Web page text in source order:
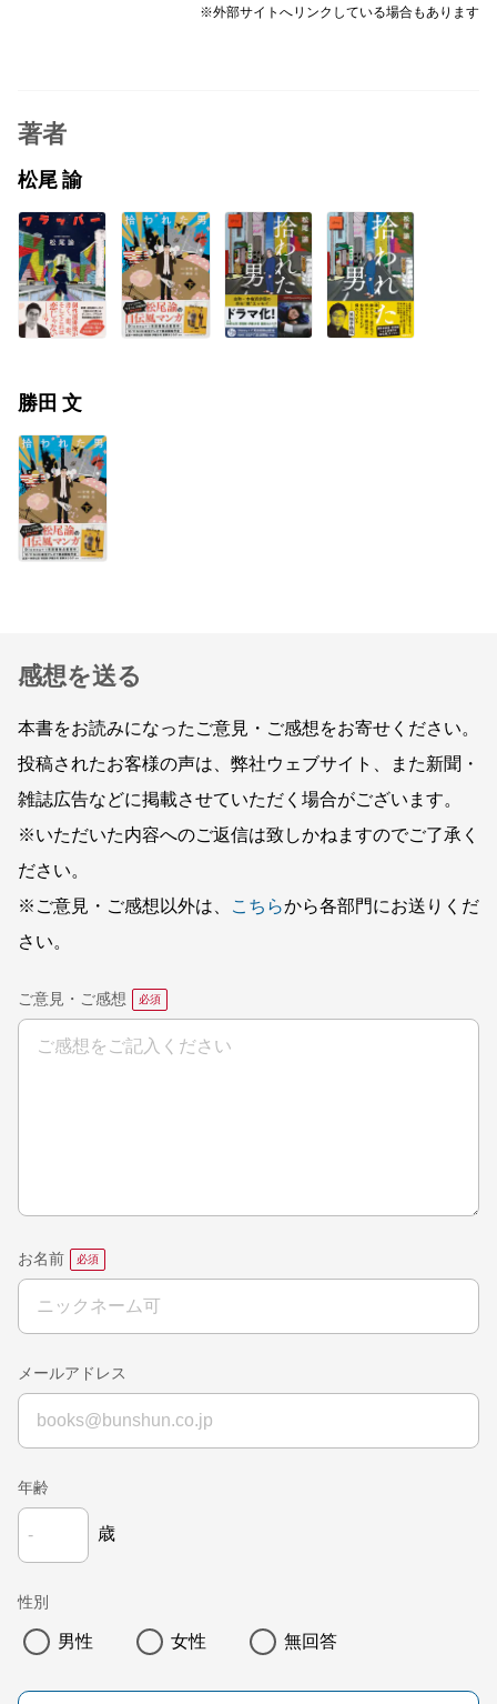
※外部サイトへリンクしている場合もあります
著者
松尾 諭
勝田 文
感想を送る
本書をお読みになったご意見・ご感想をお寄せください。
投稿されたお客様の声は、弊社ウェブサイト、また新聞・
雑誌広告などに掲載させていただく場合がございます。
※いただいた内容へのご返信は致しかねますのでご了承く
ださい。
※ご意見・ご感想以外は、
こちらから各部門にお送りくだ
さい。
ご意見・ご感想
お名前
メールアドレス
年齢
歳
性別
男性 女性 無回答